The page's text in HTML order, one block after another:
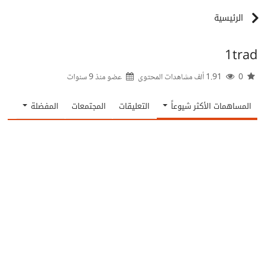
الرئيسية
1trad
عضو منذ9 سنوات
المساهمات الأكثر شيوعاً التعليقات المجتمعات المفضلة